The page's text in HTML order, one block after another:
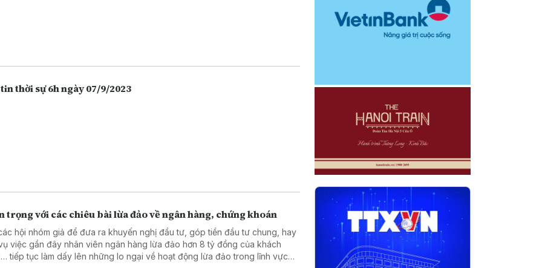
thời sự 6h ngày 07/9/2023
trọng với các chiêu bài lừa đảo về ngân hàng, chứng khoán
hội nhóm giả để đưa ra khuyến nghị đầu tư, góp tiền đầu tư chung, hay
việc gần đây nhân viên ngân hàng lừa đảo hơn 8 tỷ đồng của khách
tiếp tục làm dấy lên những lo ngại về hoạt động lừa đảo trong lĩnh vực